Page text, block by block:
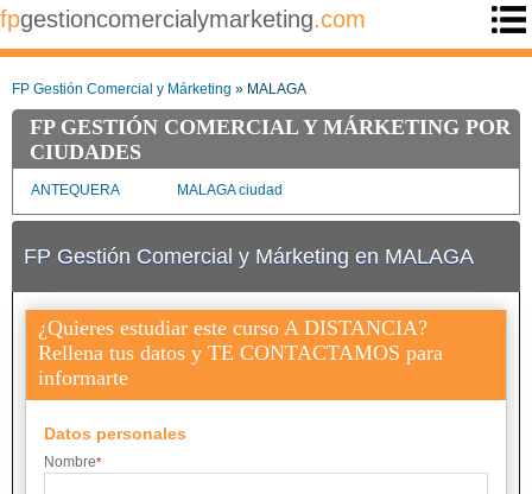
fpgestioncomercialymarketing.com
FP Gestión Comercial y Márketing » MALAGA
FP GESTIÓN COMERCIAL Y MÁRKETING POR
CIUDADES
ANTEQUERA MALAGA ciudad
FP Gestión Comercial y Márketing en MALAGA
¿Quieres estudiar este curso A DISTANCIA?
Rellena tus datos y TE CONTACTAMOS para
informarte
Datos personales
Nombre*